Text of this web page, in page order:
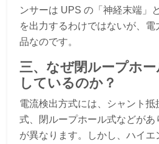
ンサーは UPS の「神経末端」
を出力するわけではないが、
品なのです。
三、なぜ閉ループホ
しているのか？
電流検出方式には、シャント
式、閉ループホール式などが
が異なります。しかし、ハイエ